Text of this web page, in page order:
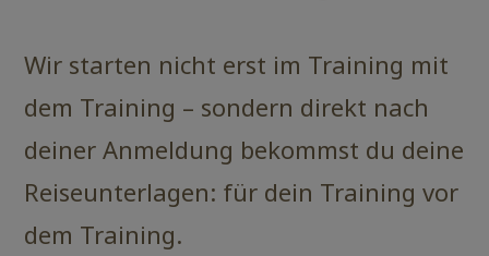
Wir starten nicht erst im Training mit
dem Training – sondern direkt nach
deiner Anmeldung bekommst du deine
Reiseunterlagen: für dein Training vor
dem Training.